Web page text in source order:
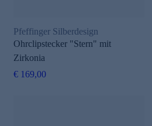
Pfeffinger Silberdesign
Ohrclipstecker "Stern" mit
Zirkonia
€ 169,00